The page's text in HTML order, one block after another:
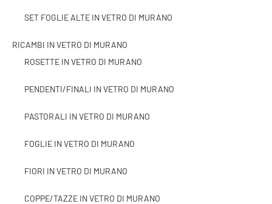
SET FOGLIE ALTE IN VETRO DI MURANO
RICAMBI IN VETRO DI MURANO
ROSETTE IN VETRO DI MURANO
PENDENTI/FINALI IN VETRO DI MURANO
PASTORALI IN VETRO DI MURANO
FOGLIE IN VETRO DI MURANO
FIORI IN VETRO DI MURANO
COPPE/TAZZE IN VETRO DI MURANO